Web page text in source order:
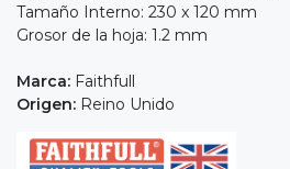
Tamaño Interno: 230 x 120 mm
Grosor de la hoja: 1.2 mm
Marca: Faithfull
Origen: Reino Unido